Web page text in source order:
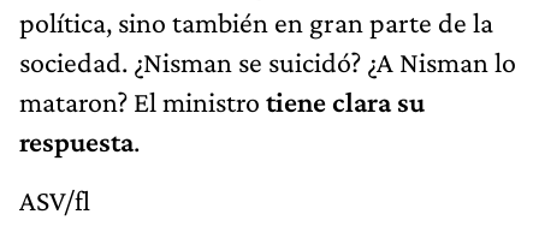
política, sino también en gran parte de la
sociedad. ¿Nisman se suicidó? ¿A Nisman lo
mataron? El ministro tiene clara su
respuesta.
ASV/fl